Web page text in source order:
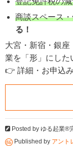
商談スペース
る！
大宮・新宿・銀座
業を「形」にした
👉 詳細・お申込
Posted by ゆる起業®
Published by アント